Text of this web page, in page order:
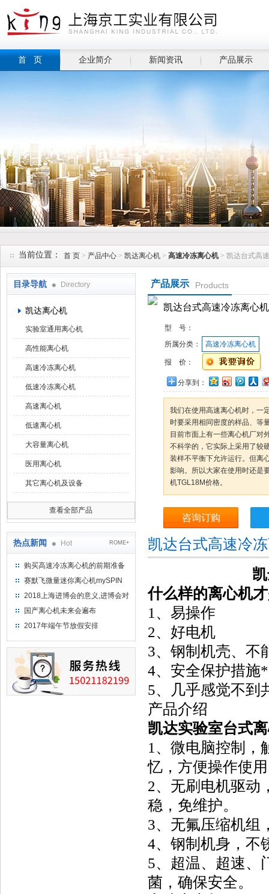
首 页 企业简介 新闻资讯 产品展示
当前位置： 首 页 > 产品中心 > 凯达离心机 > 高速冷冻离心机> 凯达台式高
目录导航 Directory
凯达离心机
实验室通用离心机
高性能离心机
高速冷冻离心机
低速冷冻离心机
高速离心机
低速离心机
大容量离心机
医用离心机
其它离心机及设备
查看全部产品
热点新闻 Hot ROME+
购买高速冷冻离心机的前期准备
工作
赛默飞微量迷你离心机mySPIN
12
2018上海进博会的意义,进博会对
上海的影响有哪些？
国产离心机未来会遍布
2017年端午节放假安排
产品展示 Products
凯达台式高速冷冻离心
型 号：
所属分类：
高速冷冻离心机
报 价：
分享到：
我们在使用高速离心机时，一
时要采用相同密度的样品、等
目前市面上有一些离心机厂对
不科学的，它实际上采用了较
装样不平衡下允许运行。但离
影响。所以大家在使用时还是
机TGL18M价格。
咨询订购
凯达台式高速冷
什么样的离心机
1、易操作
2、好电机
3、钢制机壳、不
4、安全保护措施*
5、几乎感觉不到
产品介绍
凯达实验室台式
1、微电脑控制，
忆，方便操作使
2、无刷电机驱动
稳，免维护。
3、无氟压缩机组
4、钢制机身，不
5、超温、超速、
菌，确保安全。